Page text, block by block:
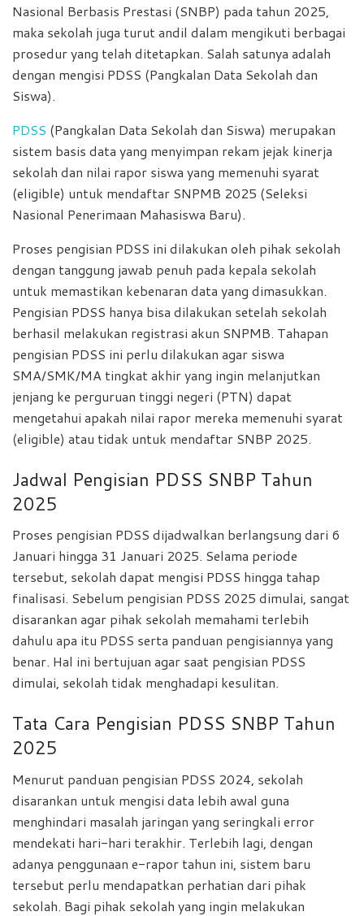
Nasional Berbasis Prestasi (SNBP) pada tahun 2025,
maka sekolah juga turut andil dalam mengikuti berbagai
prosedur yang telah ditetapkan. Salah satunya adalah
dengan mengisi PDSS (Pangkalan Data Sekolah dan
Siswa).
PDSS (Pangkalan Data Sekolah dan Siswa) merupakan
sistem basis data yang menyimpan rekam jejak kinerja
sekolah dan nilai rapor siswa yang memenuhi syarat
(eligible) untuk mendaftar SNPMB 2025 (Seleksi
Nasional Penerimaan Mahasiswa Baru).
Proses pengisian PDSS ini dilakukan oleh pihak sekolah
dengan tanggung jawab penuh pada kepala sekolah
untuk memastikan kebenaran data yang dimasukkan.
Pengisian PDSS hanya bisa dilakukan setelah sekolah
berhasil melakukan registrasi akun SNPMB. Tahapan
pengisian PDSS ini perlu dilakukan agar siswa
SMA/SMK/MA tingkat akhir yang ingin melanjutkan
jenjang ke perguruan tinggi negeri (PTN) dapat
mengetahui apakah nilai rapor mereka memenuhi syarat
(eligible) atau tidak untuk mendaftar SNBP 2025.
Jadwal Pengisian PDSS SNBP Tahun
2025
Proses pengisian PDSS dijadwalkan berlangsung dari 6
Januari hingga 31 Januari 2025. Selama periode
tersebut, sekolah dapat mengisi PDSS hingga tahap
finalisasi. Sebelum pengisian PDSS 2025 dimulai, sangat
disarankan agar pihak sekolah memahami terlebih
dahulu apa itu PDSS serta panduan pengisiannya yang
benar. Hal ini bertujuan agar saat pengisian PDSS
dimulai, sekolah tidak menghadapi kesulitan.
Tata Cara Pengisian PDSS SNBP Tahun
2025
Menurut panduan pengisian PDSS 2024, sekolah
disarankan untuk mengisi data lebih awal guna
menghindari masalah jaringan yang seringkali error
mendekati hari-hari terakhir. Terlebih lagi, dengan
adanya penggunaan e-rapor tahun ini, sistem baru
tersebut perlu mendapatkan perhatian dari pihak
sekolah. Bagi pihak sekolah yang ingin melakukan